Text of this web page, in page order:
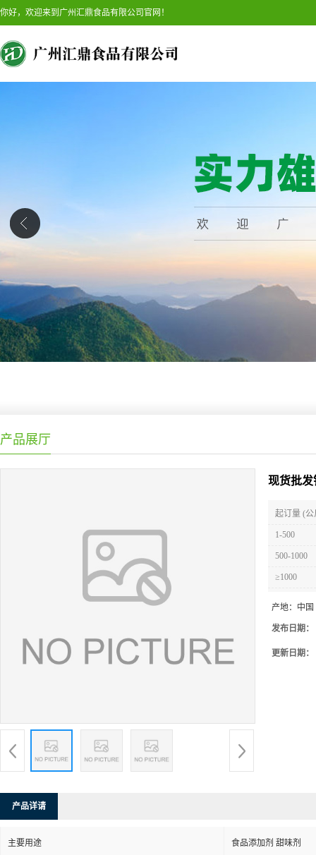
你好，欢迎来到广州汇鼎食品有限公司官网！
产品展厅
现货批发
起订量 (公
1-500
500-1000
≥1000
产地： 中国
发布日期：
更新日期：
产品详请
主要用途 食品添加剂 甜味剂